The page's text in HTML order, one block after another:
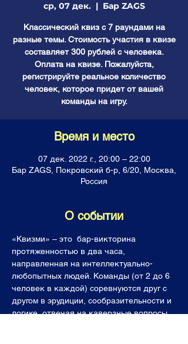
ср, 07 дек.
  |
Бар ZAGS
Классический квиз с 7 раундами на
разные темы. Стоимость участия в квизе
составляет 300 рублей с человека.
Оплата на квизе. Пожалуйста,
регистрируйте реальное количество
человек, которое придет от вашей
команды на игру.
Время и место
07 дек. 2022 г., 20:00 – 22:00
Бар ZAGS, Покровский б-р, 6/20, Москва,
Россия
О событии
«Квизми» – это  бар-викторина
протяженностью в два часа,
направленная на интеллектуально-
любопытных людей. Команды (от 2 до 6
человек в каждой) соревнуются друг с
другом в эрудиции, сообразительности и
логике, отвечая на каверзные вопросы.